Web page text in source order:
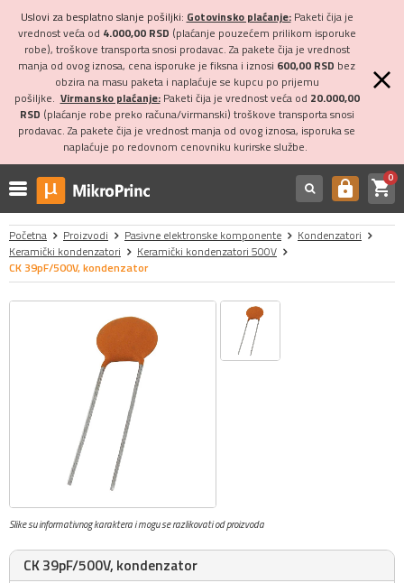
Uslovi za besplatno slanje pošiljki: Gotovinsko plaćanje:Paketi čija je
vrednost veća od 4.000,00 RSD (plaćanje pouzećem prilikom isporuke
robe), troškove transporta snosi prodavac. Za pakete čija je vrednost
manja od ovog iznosa, cena isporuke je fiksna i iznosi 600,00 RSD bez
obzira na masu paketa i naplaćuje se kupcu po prijemu
pošiljke. Virmansko plaćanje:Paketi čija je vrednost veća od 20.000,00
RSD (plaćanje robe preko računa/virmanski) troškove transporta snosi
prodavac. Za pakete čija je vrednost manja od ovog iznosa, isporuka se
naplaćuje po redovnom cenovniku kurirske službe.
https shopping_cart0
Početna Proizvodi Pasivne elektronske komponente
Kondenzatori
Keramički kondenzatori
Keramički kondenzatori 500V
CK 39pF/500V, kondenzator
Slike su informativnog karaktera i mogu se razlikovati od proizvoda
CK 39pF/500V, kondenzator